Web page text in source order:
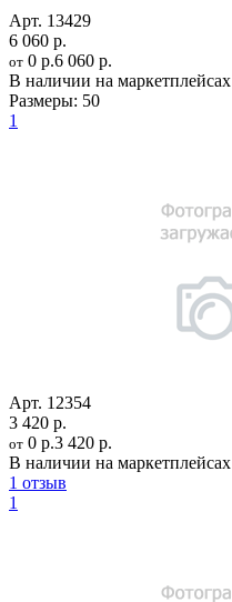
Арт. 13429
6 060 р.
от 0 р.6 060 р.
В наличии на маркетплейсах
Размеры: 50
1
Арт. 12354
3 420 р.
от 0 р.3 420 р.
В наличии на маркетплейсах
1 отзыв
1